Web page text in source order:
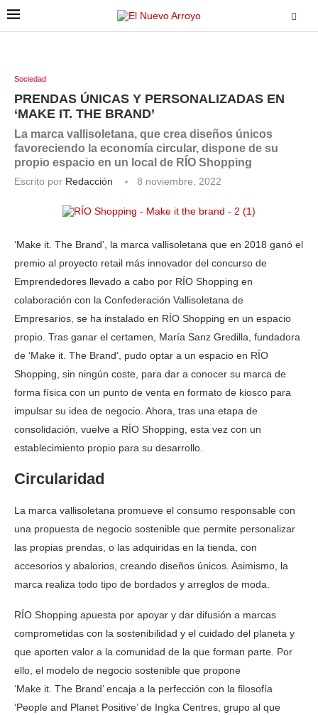
Sociedad
PRENDAS ÚNICAS Y PERSONALIZADAS EN
‘MAKE IT. THE BRAND’
La marca vallisoletana, que crea diseños únicos
favoreciendo la economía circular, dispone de su
propio espacio en un local de RÍO Shopping
Escrito por Redacción 8 noviembre, 2022
‘Make it. The Brand’, la marca vallisoletana que en 2018 ganó el
premio al proyecto retail más innovador del concurso de
Emprendedores llevado a cabo por RÍO Shopping en
colaboración con la Confederación Vallisoletana de
Empresarios, se ha instalado en RÍO Shopping en un espacio
propio. Tras ganar el certamen, María Sanz Gredilla, fundadora
de ‘Make it. The Brand’, pudo optar a un espacio en RÍO
Shopping, sin ningún coste, para dar a conocer su marca de
forma física con un punto de venta en formato de kiosco para
impulsar su idea de negocio. Ahora, tras una etapa de
consolidación, vuelve a RÍO Shopping, esta vez con un
establecimiento propio para su desarrollo.
Circularidad
La marca vallisoletana promueve el consumo responsable con
una propuesta de negocio sostenible que permite personalizar
las propias prendas, o las adquiridas en la tienda, con
accesorios y abalorios, creando diseños únicos. Asimismo, la
marca realiza todo tipo de bordados y arreglos de moda.
RÍO Shopping apuesta por apoyar y dar difusión a marcas
comprometidas con la sostenibilidad y el cuidado del planeta y
que aporten valor a la comunidad de la que forman parte. Por
ello, el modelo de negocio sostenible que propone
‘Make it. The Brand’ encaja a la perfección con la filosofía
‘People and Planet Positive’ de Ingka Centres, grupo al que